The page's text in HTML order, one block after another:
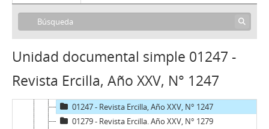
Unidad documental simple 01247 -
Revista Ercilla, Año XXV, N° 1247
CU - Cuncuna
D - Desfile
Di - Dinacos
E - Ercilla
01196 - Revista Ercilla. Año XXIV, N° 1196
01247 - Revista Ercilla, Año XXV, N° 1247
01279 - Revista Ercilla. Año XXV, N° 1279